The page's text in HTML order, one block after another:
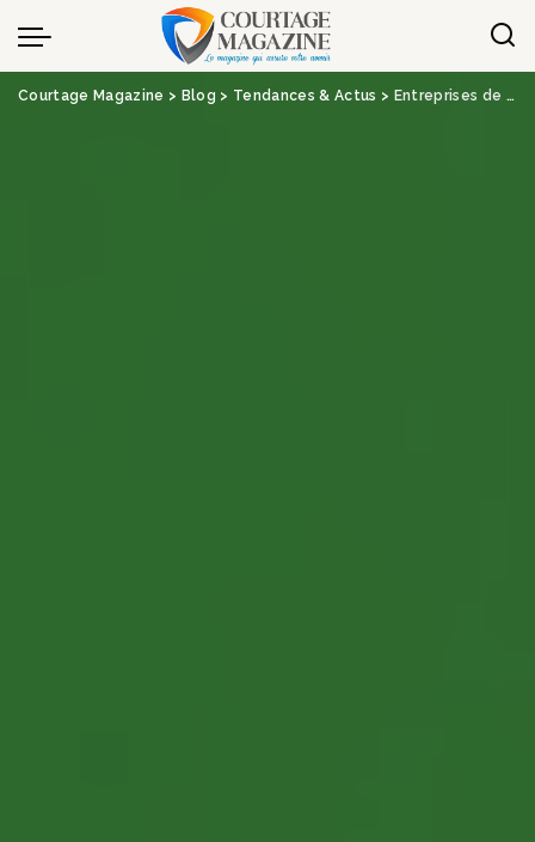
Panneau de gestion des cookies
Courtage Magazine > Blog > Tendances & Actus > Entreprises de l’assurance : l’engagement ou l’oubli ?